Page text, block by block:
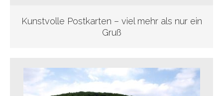
Kunstvolle Postkarten – viel mehr als nur ein
Gruß